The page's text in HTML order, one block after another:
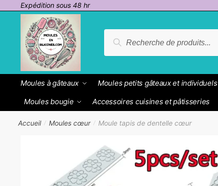
Passer
navigation
contenu
Expédition sous 48 hr
pour :
Recherche
Moules à gâteaux Moules petits gâteaux et individuels
Moules bougie
Accessoires cuisines et pâtisseries
Accueil / Moules cœur / Moule tapis de dentelle cœur